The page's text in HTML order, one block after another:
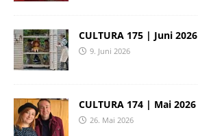
CULTURA 175 | Juni 2026
9. Juni 2026
CULTURA 174 | Mai 2026
26. Mai 2026